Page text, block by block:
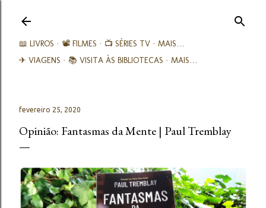
📖 LIVROS 📽️ FILMES 📺 SÉRIES TV
MAIS…
✈ VIAGENS
📚︎ VISITA ÀS BIBLIOTECAS MAIS…
fevereiro 25, 2020
Opinião: Fantasmas da Mente | Paul Tremblay